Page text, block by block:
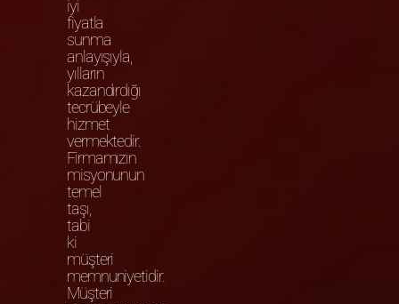
iyi
fiyatla
sunma
anlayışıyla,
yılların
kazandırdığı
tecrübeyle
hizmet
vermektedir.
Firmamızın
misyonunun
temel
taşı,
tabi
ki
müşteri
memnuniyetidir.
Müşteri